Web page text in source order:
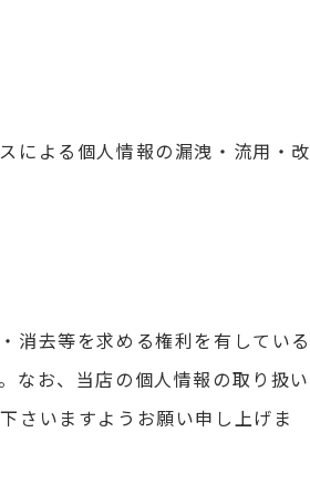
による個人情報の漏洩・流用・改
消去等を求める権利を有している
なお、当店の個人情報の取り扱い
さいますようお願い申し上げま